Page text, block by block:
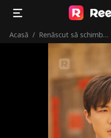
Acasă / Renăscut să schimb